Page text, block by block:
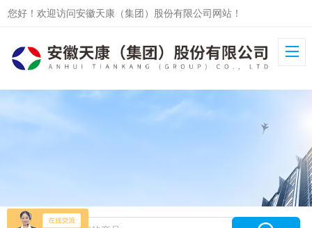
您好！欢迎访问安徽天康（集团）股份有限公司网站！